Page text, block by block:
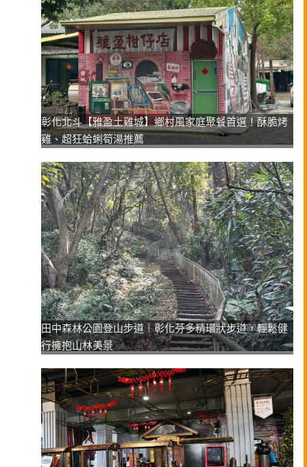
彰化北斗【雅盈土雞城】鄉村風家庭聚餐首選！酥脆烤
雞、超狂蛤蜊筍湯推薦
田中森林公園登山步道｜彰化芬多精環狀步道，輕鬆健
行擁抱山林美景